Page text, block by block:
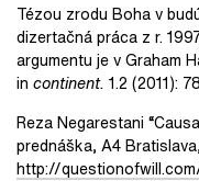
Tézou zrodu Boha v
dizertačná práca z r.
argumentu je v Graham
in continent. 1.2 (2011):
Reza Negarestani
prednáška, A4
http://